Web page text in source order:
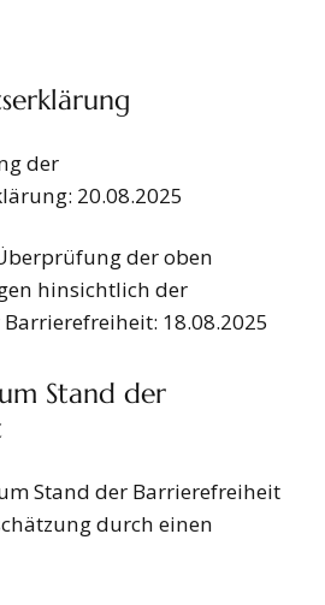
der
20.08.2025
der oben
hinsichtlich der
18.08.2025
Stand der
Stand der Barrierefreiheit
durch einen